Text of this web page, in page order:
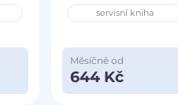
servisní kniha
Měsíčně od
644 Kč